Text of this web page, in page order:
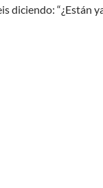
diciendo: “¿Están